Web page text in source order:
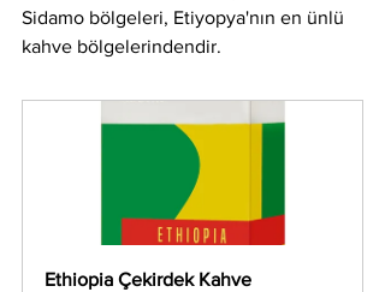
Sidamo bölgeleri, Etiyopya'nın en ünlü
kahve bölgelerindendir.
Ethiopia Çekirdek Kahve